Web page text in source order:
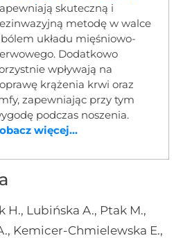
skuteczną i
metodę w walce
układu mięśniowo-
Dodatkowo
wpływają na
krążenia krwi oraz
zapewniając przy tym
podczas noszenia.
więcej...
H., Lubińska A., Ptak M.,
Kemicer-Chmielewska E.,